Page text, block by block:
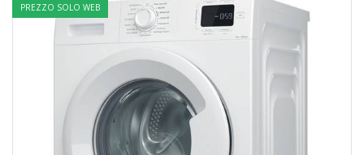
PREZZO SOLO WEB